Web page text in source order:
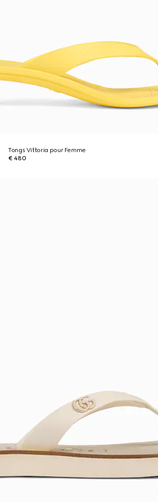
Tongs Vittoria pour Femme
€ 480